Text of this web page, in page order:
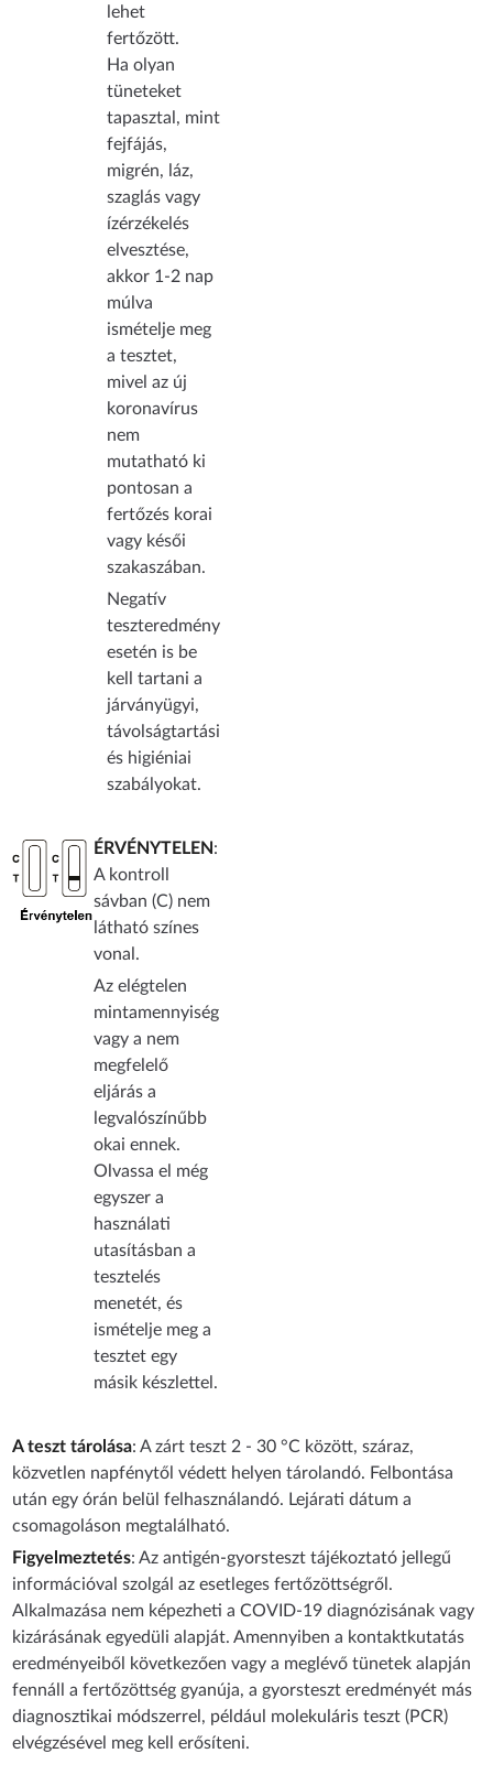
lehet
fertőzött.
Ha olyan
tüneteket
tapasztal, mint
fejfájás,
migrén, láz,
szaglás vagy
ízérzékelés
elvesztése,
akkor 1-2 nap
múlva
ismételje meg
a tesztet,
mivel az új
koronavírus
nem
mutatható ki
pontosan a
fertőzés korai
vagy késői
szakaszában.
Negatív
teszteredmény
esetén is be
kell tartani a
járványügyi,
távolságtartási
és higiéniai
szabályokat.
ÉRVÉNYTELEN:
A kontroll
sávban (C) nem
látható színes
vonal.
Az elégtelen
mintamennyiség
vagy a nem
megfelelő
eljárás a
legvalószínűbb
okai ennek.
Olvassa el még
egyszer a
használati
utasításban a
tesztelés
menetét, és
ismételje meg a
tesztet egy
másik készlettel.
A teszt tárolása: A zárt teszt 2 - 30 °C között, száraz,
közvetlen napfénytől védett helyen tárolandó. Felbontása
után egy órán belül felhasználandó. Lejárati dátum a
csomagoláson megtalálható.
Figyelmeztetés: Az antigén-gyorsteszt tájékoztató jellegű
információval szolgál az esetleges fertőzöttségről.
Alkalmazása nem képezheti a COVID-19 diagnózisának vagy
kizárásának egyedüli alapját. Amennyiben a kontaktkutatás
eredményeiből következően vagy a meglévő tünetek alapján
fennáll a fertőzöttség gyanúja, a gyorsteszt eredményét más
diagnosztikai módszerrel, például molekuláris teszt (PCR)
elvégzésével meg kell erősíteni.